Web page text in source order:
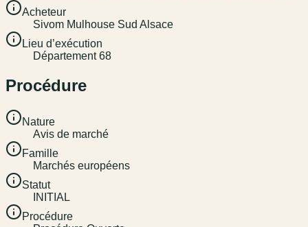
Acheteur
Sivom Mulhouse Sud Alsace
Lieu d’exécution
Département 68
Procédure
Nature
Avis de marché
Famille
Marchés européens
Statut
INITIAL
Procédure